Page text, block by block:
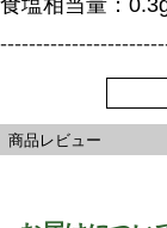
食塩相当量：0.3g
商品レビュー